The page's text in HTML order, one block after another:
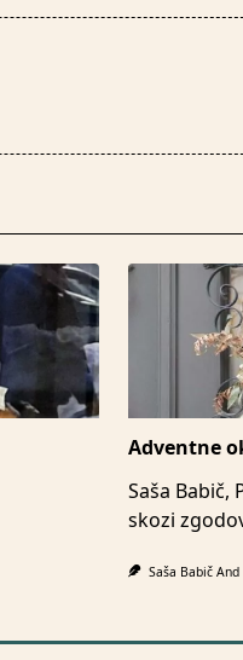
Adventne
Saša Babič,
skozi
Saša BabičAnd